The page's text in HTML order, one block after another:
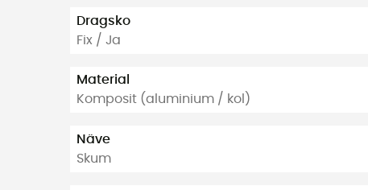
Dragsko
Fix / Ja
Material
Komposit (aluminium / kol)
Näve
Skum